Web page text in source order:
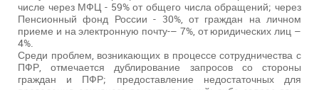
числе через МФЦ - 59% от общего числа обращений; через
Пенсионный фонд России - 30%, от граждан на личном
приеме и на электронную почту-– 7%, от юридических лиц –
4%.
Среди проблем, возникающих в процессе сотрудничества с
ПФР, отмечается дублирование запросов со стороны
граждан и ПФР; предоставление недостаточных для